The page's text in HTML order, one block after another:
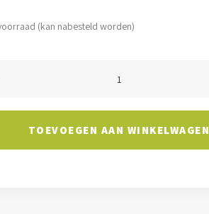
(kan nabesteld worden)
TOEVOEGEN AAN WINKELWAGEN